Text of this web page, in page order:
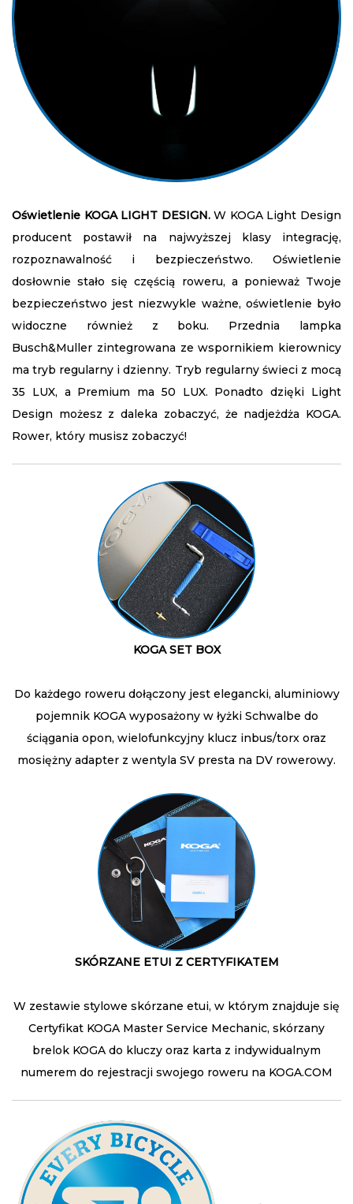
Oświetlenie KOGA LIGHT DESIGN.W KOGA Light Design
producent postawił na najwyższej klasy integrację,
rozpoznawalność i bezpieczeństwo. Oświetlenie
dosłownie stało się częścią roweru, a ponieważ Twoje
bezpieczeństwo jest niezwykle ważne, oświetlenie było
widoczne również z boku. Przednia lampka
Busch&Muller zintegrowana ze wspornikiem kierownicy
ma tryb regularny i dzienny. Tryb regularny świeci z mocą
35 LUX, a Premium ma 50 LUX. Ponadto dzięki Light
Design możesz z daleka zobaczyć, że nadjeżdża KOGA.
Rower, który musisz zobaczyć!
KOGA SET BOX
Do każdego roweru dołączony jest elegancki, aluminiowy
pojemnik KOGA wyposażony w łyżki Schwalbe do
ściągania opon, wielofunkcyjny klucz inbus/torx oraz
mosiężny adapter z wentyla SV presta na DV rowerowy.
SKÓRZANE ETUI Z CERTYFIKATEM
W zestawie stylowe skórzane etui, w którym znajduje się
Certyfikat KOGA Master Service Mechanic, skórzany
brelok KOGA do kluczy oraz karta z indywidualnym
numerem do rejestracji swojego roweru na KOGA.COM